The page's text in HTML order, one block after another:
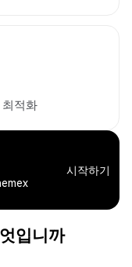
적화
시작하기
입니까